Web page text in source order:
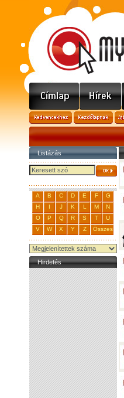
Listázás
A B C D E F
G
H
I J K L M
N
O
P Q R S T
U
V
W X Y Z Összes
Hirdetés